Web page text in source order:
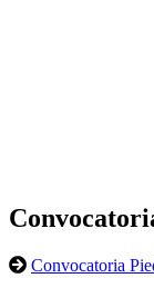
Convocatoria